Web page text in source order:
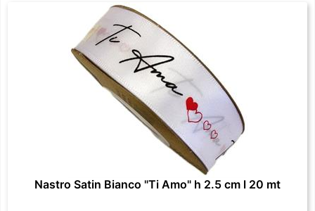
Nastro Satin Bianco "Ti Amo" h 2.5 cm l 20 mt